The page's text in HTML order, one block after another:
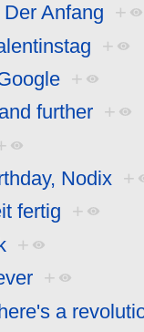
Anfang +
+
+
further +
Nodix +
fertig +
+
+
a